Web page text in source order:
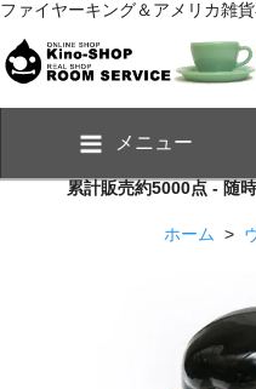
ファイヤーキング＆アメリカ雑
メニュー
累計販売約5000点 - 随
ホーム >